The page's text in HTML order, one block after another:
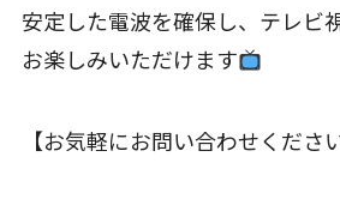
安定した電波を確保し、テレビ
お楽しみいただけます
【お気軽にお問い合わせください